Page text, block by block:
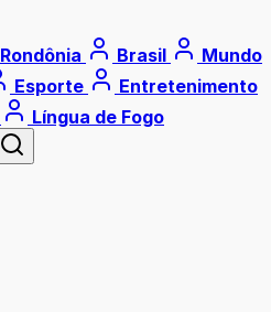
Rondônia Brasil
Mundo
Esporte
Entretenimento
Língua de Fogo